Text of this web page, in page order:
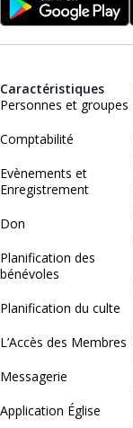
Caractéristiques
Personnes et groupes
Comptabilité
Evènements et
Enregistrement
Don
Planification des
bénévoles
Planification du culte
L’Accès des Membres
Messagerie
Application Église